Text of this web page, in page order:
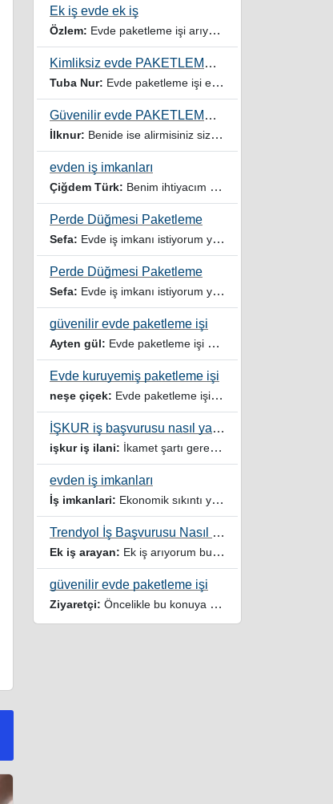
Ek iş evde ek iş
Özlem: Evde paketleme işi arıyorum yardımcı olur musunuz
Kimliksiz evde PAKETLEME işi
Tuba Nur: Evde paketleme işi ev hanımıyım iki çocuğum var yardımcı olursanız sevinirim
Güvenilir evde PAKETLEME işi Kadınlar Kulübü
İlknur: Benide ise alirmisiniz sizinle çalışmak istiyorum
evden iş imkanları
Çiğdem Türk: Benim ihtiyacım var
Perde Düğmesi Paketleme
Sefa: Evde iş imkanı istiyorum yardımcı olur musunuz
Perde Düğmesi Paketleme
Sefa: Evde iş imkanı istiyorum yardımcı olursanız sevinirim
güvenilir evde paketleme işi
Ayten gül: Evde paketleme işi ariyorum
Evde kuruyemiş paketleme işi
neşe çiçek: Evde paketleme işi veren firmalar ariyorum
İŞKUR iş başvurusu nasıl yapılır
işkur iş ilani: İkamet şartı gerektirmeyen işler veya iş ilanlari da listelensin. Arama sonucuna işverenin tercih ettiği ikamet illeri de eklense olmazmi
evden iş imkanları
İş imkanlari: Ekonomik sıkıntı yaşayan dar gelirli ailelere özellikle evde iş imkanı sağlayan bu durumdan istifade eden ev hanımlarına büyük bir nimet çalışmak ev Ekonomisine benim gibi destek olmak isteyenler sağlam güvenilir sitelere rağbet etsin her ilan yada reklam doğru adres olmayabiliyor arkadaşlar, bu alanda bize yol gösteren yardımcı olan doğru şekilde yönlendiren sayfaya teşekkür ederim elinize emeklerine sağlık
Trendyol İş Başvurusu Nasıl Yapılır
Ek iş arayan: Ek iş arıyorum burdaki yazıları tek tek okudum faydalı iş imkanları var tsk let
güvenilir evde paketleme işi
Ziyaretçi: Öncelikle bu konuya değindiğiz için teşekkür ederim maalesef bu tarzda yazılarla inanıp aldanan ve dolandirilan insanlar oluyor, o yüzden bu sektörlerde işini hakkıyla yapan siteler ve sayfalara itibar edilmeli,üç beş demeden ek gelir ile evine destek olmayan iyi niyetli insanlarında iyi niyetleri suistimal edilmemeli,sayfanızın geniş kitlelere doğru ve gerçek adresten ulaşması temennisiyle kolaylıklar dilerim..